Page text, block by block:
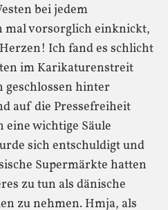
bei jedem
mal vorsorglich einknickt,
Ich fand es schlicht
im Karikaturenstreit
hinter
auf die Pressefreiheit
wichtige Säule
sich entschuldigt und
Supermärkte hatten
zu tun als dänische
zu nehmen. Hmja, als